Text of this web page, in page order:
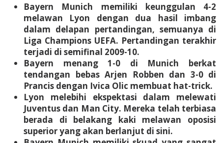
Bayern Munich memiliki keunggulan 4-2
melawan Lyon dengan dua hasil imbang
dalam delapan pertandingan, semuanya di
Liga Champions UEFA. Pertandingan terakhir
terjadi di semifinal 2009-10.
Bayern menang 1-0 di Munich berkat
tendangan bebas Arjen Robben dan 3-0 di
Prancis dengan Ivica Olic membuat hat-trick.
Lyon melebihi ekspektasi dalam melewati
Juventus dan Man City. Mereka telah terbiasa
berada di belakang kaki melawan oposisi
superior yang akan berlanjut di sini.